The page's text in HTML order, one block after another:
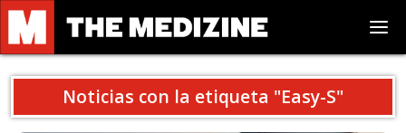
Noticias con la etiqueta "Easy-S"